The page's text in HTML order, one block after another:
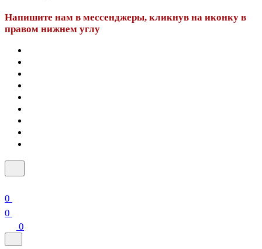
Напишите нам в мессенджеры, кликнув на иконку в
правом нижнем углу
0
0
0